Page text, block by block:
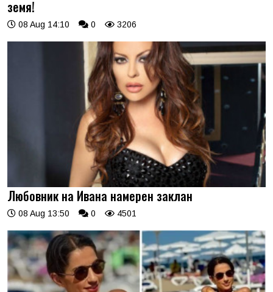
земя!
08 Aug 14:10 0 3206
Любовник на Ивана намерен заклан
08 Aug 13:50 0 4501